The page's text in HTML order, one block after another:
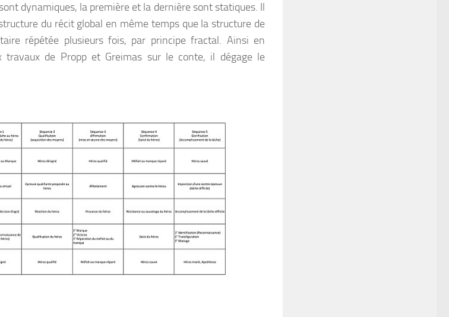
dynamiques, la première et la dernière sont statiques. Il
du récit global en même temps que la structure de
répétée plusieurs fois, par principe fractal. Ainsi en
travaux de Propp et Greimas sur le conte, il dégage le